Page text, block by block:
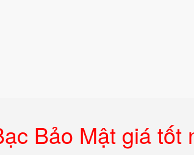
Bảo Mật giá tốt